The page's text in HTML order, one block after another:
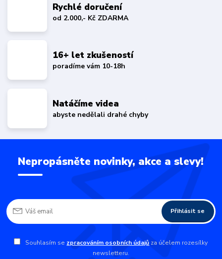
Rychlé doručení
od 2.000,- Kč ZDARMA
16+ let zkušeností
poradíme vám 10-18h
Natáčíme videa
abyste nedělali drahé chyby
Nepropásněte novinky, akce a slevy!
Přihlásit se
Souhlasím se zpracováním osobních údajů za účelem rozesílky
newsletteru.